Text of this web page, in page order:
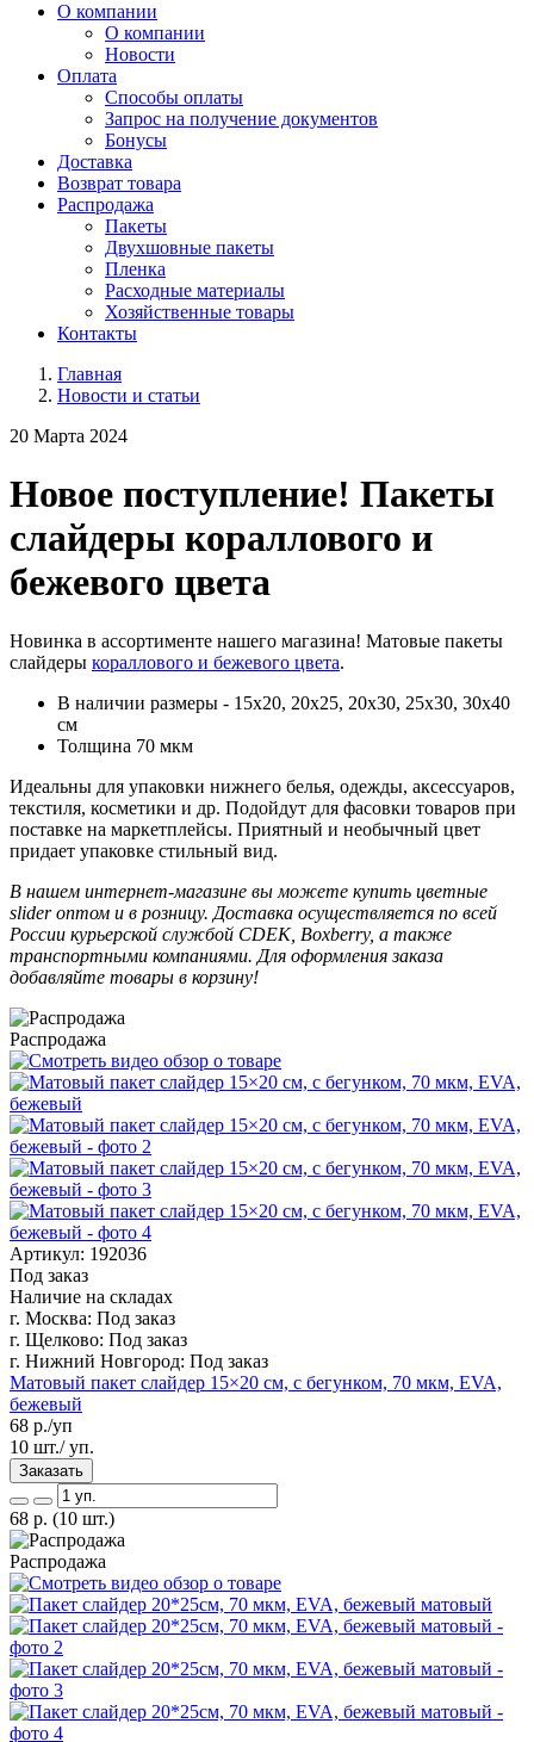
О компании
О компании
Новости
Оплата
Способы оплаты
Запрос на получение документов
Бонусы
Доставка
Возврат товара
Распродажа
Пакеты
Двухшовные пакеты
Пленка
Расходные материалы
Хозяйственные товары
Контакты
Главная
Новости и статьи
20 Марта 2024
Новое поступление! Пакеты
слайдеры кораллового и
бежевого цвета
Новинка в ассортименте нашего магазина! Матовые пакеты
слайдеры кораллового и бежевого цвета.
В наличии размеры - 15x20, 20x25, 20x30, 25x30, 30x40
см
Толщина 70 мкм
Идеальны для упаковки нижнего белья, одежды, аксессуаров,
текстиля, косметики и др. Подойдут для фасовки товаров при
поставке на маркетплейсы. Приятный и необычный цвет
придает упаковке стильный вид.
В нашем интернет-магазине вы можете купить цветные
slider оптом и в розницу. Доставка осуществляется по всей
России курьерской службой CDEK, Boxberry, а также
транспортными компаниями. Для оформления заказа
добавляйте товары в корзину!
Распродажа
Артикул: 192036
Под заказ
Наличие на складах
г. Москва: Под заказ
г. Щелково: Под заказ
г. Нижний Новгород: Под заказ
Матовый пакет слайдер 15×20 см, с бегунком, 70 мкм, EVA,
бежевый
68 р./уп
10 шт./ уп.
Заказать
68 р. (10 шт.)
Распродажа